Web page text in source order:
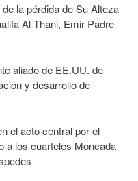
la pérdida de Su Alteza
Al-Thani, Emir Padre
aliado de EE.UU. de
y desarrollo de
el acto central por el
a los cuarteles Moncada